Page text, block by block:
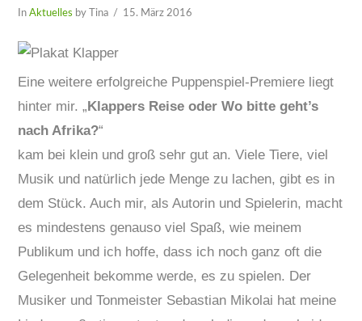
InAktuelles by Tina 15. März 2016
Eine weitere erfolgreiche Puppenspiel-Premiere liegt
hinter mir. „Klappers Reise oder Wo bitte geht’s
nach Afrika?“
kam bei klein und groß sehr gut an. Viele Tiere, viel
Musik und natürlich jede Menge zu lachen, gibt es in
dem Stück. Auch mir, als Autorin und Spielerin, macht
es mindestens genauso viel Spaß, wie meinem
Publikum und ich hoffe, dass ich noch ganz oft die
Gelegenheit bekomme werde, es zu spielen. Der
Musiker und Tonmeister Sebastian Mikolai hat meine